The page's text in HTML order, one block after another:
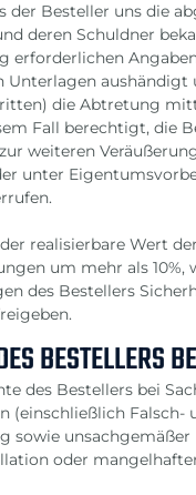
der Besteller uns die
deren Schuldner
erforderlichen
Unterlagen aushändigt
die Abtretung
Fall berechtigt, die
weiteren
unter
realisierbare Wert
um mehr als 10%,
des Bestellers
BESTELLERS
des Bestellers bei
(einschließlich Falsch-
sowie unsachgemäßer
oder